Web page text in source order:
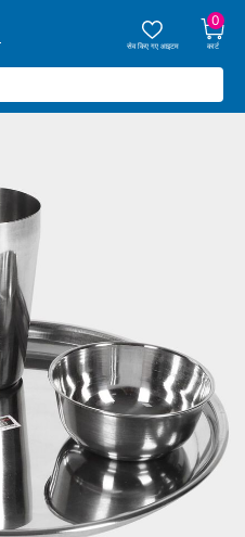
सेव किए गए आइटम
0
कार्ट